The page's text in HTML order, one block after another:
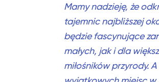
Mamy nadzieję, że
tajemnic najbliższej
będzie fascynujące
małych, jak i dla
miłośników przyrody. A